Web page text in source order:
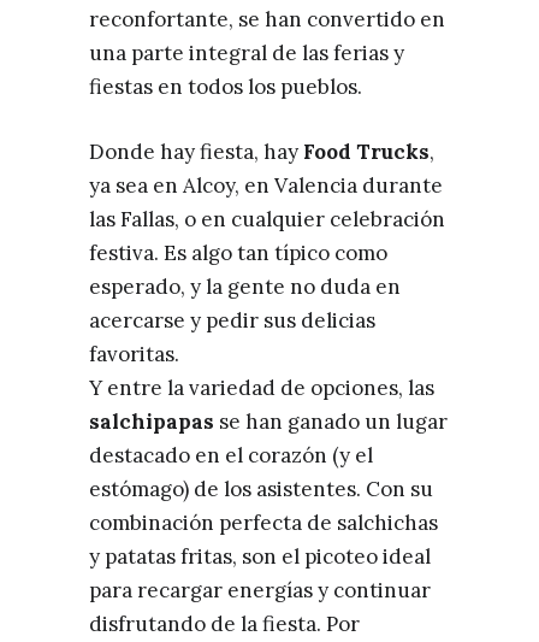
reconfortante, se han convertido en
una parte integral de las ferias y
fiestas en todos los pueblos.
Donde hay fiesta, hay Food Trucks,
ya sea en Alcoy, en Valencia durante
las Fallas, o en cualquier celebración
festiva. Es algo tan típico como
esperado, y la gente no duda en
acercarse y pedir sus delicias
favoritas.
Y entre la variedad de opciones, las
salchipapas se han ganado un lugar
destacado en el corazón (y el
estómago) de los asistentes. Con su
combinación perfecta de salchichas
y patatas fritas, son el picoteo ideal
para recargar energías y continuar
disfrutando de la fiesta. Por